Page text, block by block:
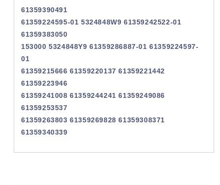
61359390491
61359224595-01 5324848W9 61359242522-01
61359383050
153000 5324848Y9 61359286887-01 61359224597-
01
61359215666 61359220137 61359221442
61359223946
61359241008 61359244241 61359249086
61359253537
61359263803 61359269828 61359308371
61359340339